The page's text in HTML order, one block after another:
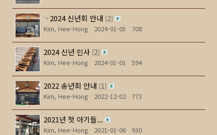
2024 신년회 안내 [2]
Kim, Hee-Hong
2024-01-05 708
2024 신년 인사 [2]
Kim, Hee-Hong
2024-01-01 594
2022 송년회 안내 [1]
Kim, Hee-Hong
2022-12-02 773
2021년 첫 아기들...
Kim, Hee-Hong 2021-01-06 930